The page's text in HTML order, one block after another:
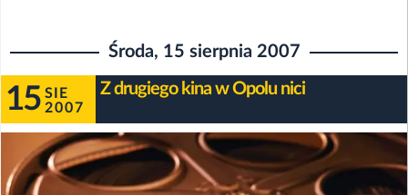
Środa, 15 sierpnia 2007
15 SIE
2007
Z drugiego kina w Opolu nici